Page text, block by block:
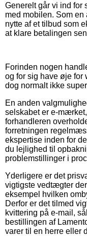
Generelt går vi ind for
med mobilen. Som
nytte af et tilbud som
at klare betalingen
Forinden nogen
og for sig have øje for
dog normalt ikke
En anden
selskabet er e-
forhandleren
forretningen
ekspertise inden for
du lejlighed til
problemstillinger i
Yderligere er det
vigtigste vedtægter
eksempel hvilken
Derfor er det tilmed
kvittering på e-mail,
bestillingen af
varer til en herre eller